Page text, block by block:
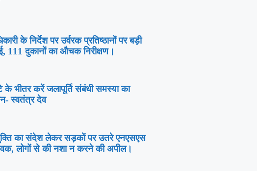
के निर्देश पर उर्वरक प्रतिष्ठानों पर बड़ी
111 दुकानों का औचक निरीक्षण।
के भीतर करें जलापूर्ति संबंधी समस्या का
स्वतंत्र देव
का संदेश लेकर सड़कों पर उतरे एनएसएस
लोगों से की नशा न करने की अपील।